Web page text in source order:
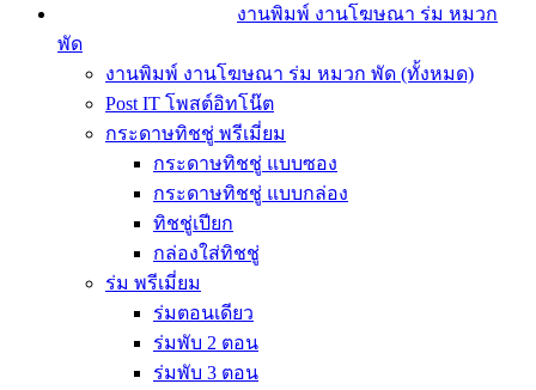
งานพิมพ์ งานโฆษณา ร่ม หมวก
พัด
งานพิมพ์ งานโฆษณา ร่ม หมวก พัด (ทั้งหมด)
Post IT โพสต์อิทโน๊ต
กระดาษทิชชู่ พรีเมี่ยม
กระดาษทิชชู่ แบบซอง
กระดาษทิชชู่ แบบกล่อง
ทิชชู่เปียก
กล่องใส่ทิชชู่
ร่ม พรีเมี่ยม
ร่มตอนเดียว
ร่มพับ 2 ตอน
ร่มพับ 3 ตอน